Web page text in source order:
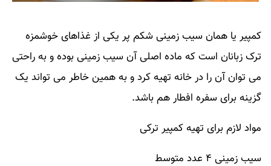
کمپیر یا همان سیب زمینی شکم پر یکی از غذاهای خوشمزه
ترک زبانان است که ماده اصلی آن سیب زمینی بوده و به راحتی
می توان آن را در خانه تهیه کرد و به همین خاطر می تواند یک
گزینه برای سفره افطار هم باشد.
مواد لازم برای تهیه کمپیر ترکی
سیب زمینی ۴ عدد متوسط